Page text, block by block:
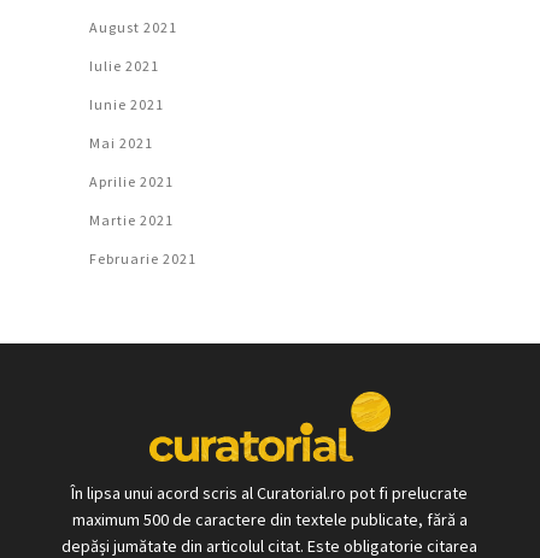
August 2021
Iulie 2021
Iunie 2021
Mai 2021
Aprilie 2021
Martie 2021
Februarie 2021
În lipsa unui acord scris al Curatorial.ro pot fi prelucrate
maximum 500 de caractere din textele publicate, fără a
depăși jumătate din articolul citat. Este obligatorie citarea